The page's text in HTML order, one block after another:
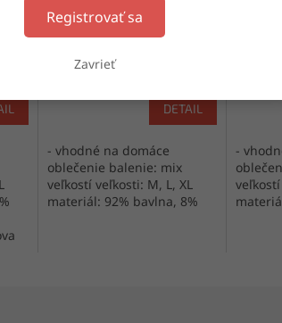
Registrovať sa
Zavrieť
Dámske pyžamo 4098
Skladom
DETAIL
- vhodné na domáce
oblečenie balenie: mix
veľkostí veľkosti: M, L, XL
materiál: 92% bavlna, 8%
-
veľkostí